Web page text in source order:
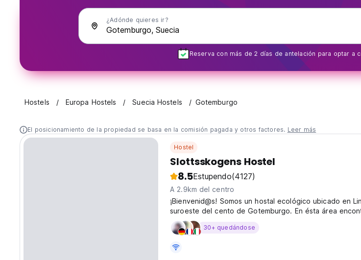
¿Adónde quieres ir?
Reserva con más de 2 días de antelación para optar a
Hostels Europa Hostels Suecia Hostels Gotemburgo
El posicionamiento de la propiedad se basa en la comisión pagada y otros factores. Leer más
Hostel
Slottsskogens Hostel
8.5Estupendo(4127)
A 2.9km del centro
¡Bienvenid@s! Somos un hostal ecológico ubicado en
suroeste del cento de Gotemburgo. En ésta área
bares, pubs, restaurantes, cafeterías y la mayoría de los
interés de Gotemburgo, como su canal, jardín botánico...
30+ quedándose